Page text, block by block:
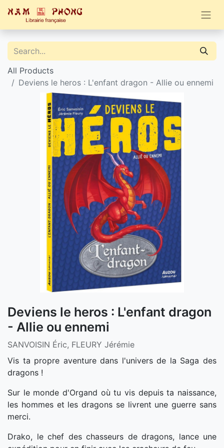
All Products
Deviens le heros : L'enfant dragon - Allie ou ennemi
Deviens le heros : L'enfant dragon
- Allie ou ennemi
SANVOISIN Éric, FLEURY Jérémie
Vis ta propre aventure dans l'univers de la Saga des
dragons !
Sur le monde d'Organd où tu vis depuis ta naissance,
les hommes et les dragons se livrent une guerre sans
merci.
Drako, le chef des chasseurs de dragons, lance une